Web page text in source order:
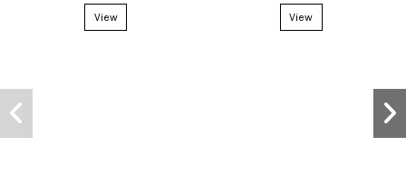
View View